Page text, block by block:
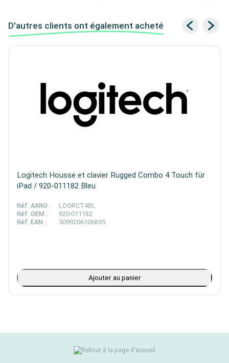
D'autres clients ont également acheté
Logitech Housse et clavier Rugged Combo 4 Touch für
iPad / 920-011182 Bleu
Réf. AXRO :
LOGRCT4BL
Réf. OEM :
920-011182
Réf. EAN :
5099206106895
Ajouter au panier